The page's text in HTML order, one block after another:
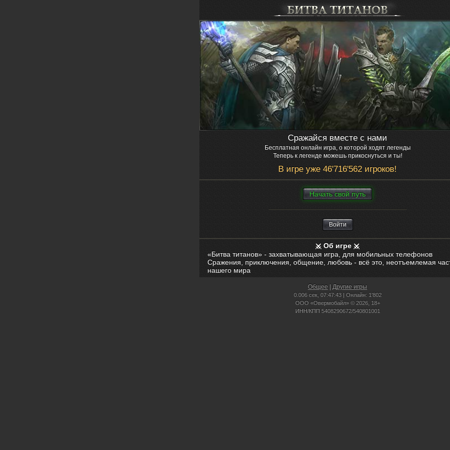
Сражайся вместе с нами
Бесплатная онлайн игра, о которой ходят легенды
Теперь к легенде можешь прикоснуться и ты!
В игре уже 46'716'562 игроков!
Нaчaть свой путь
Войти
Об игре
«Битва титанов» - захватывающая игра, для мобильных телефонов
Сражения, приключения, общение, любовь - всё это, неотъемлемая
нашего мира
Общее Другие игры
0.006 сек, 07:47:43 | Онлайн: 1'802
ООО «Овермобайл» © 2026, 18+
ИНН/КПП 5408290672/540801001